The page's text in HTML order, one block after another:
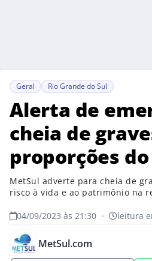
Geral Rio Grande do Sul
Alerta de
cheia de
proporções
MetSul adverte para cheia de
risco à vida e ao patrimônio na
04/09/2023 às 21:30 • leitura
MetSul.com